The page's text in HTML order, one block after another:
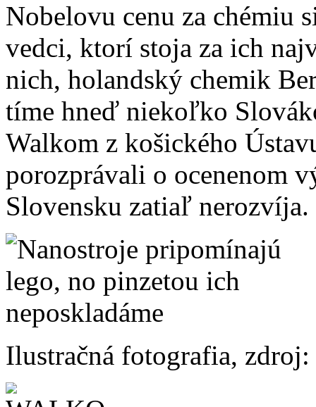
Nobelovu cenu za chémiu
vedci, ktorí stoja za ich
nich, holandský chemik
tíme hneď niekoľko
Walkom z košického
porozprávali o ocenenom
Slovensku zatiaľ nerozvíja.
Ilustračná fotografia,